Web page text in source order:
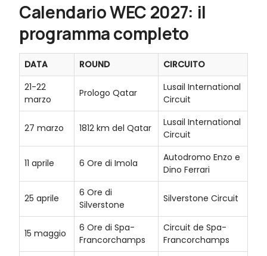
Calendario WEC 2027: il
programma completo
DATA ROUND
CIRCUITO
21-22
marzo
Prologo Qatar
Lusail International
Circuit
27 marzo 1812 km del Qatar
Lusail International
Circuit
11 aprile 6 Ore di Imola
Autodromo Enzo e
Dino Ferrari
25 aprile
6 Ore di
Silverstone
Silverstone Circuit
15 maggio
6 Ore di Spa-
Francorchamps
Circuit de Spa-
Francorchamps